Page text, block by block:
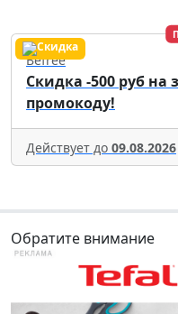
Befree
Скидка -500 руб на
промокоду!
Действует до 09.08.2026
Обратите внимание